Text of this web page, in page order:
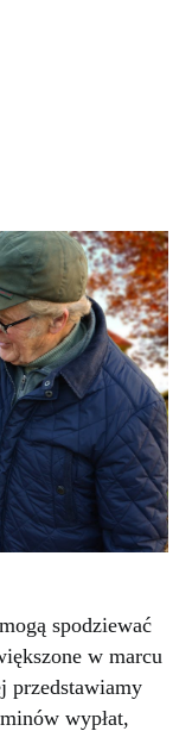
spodziewać
w marcu
przedstawiamy
wypłat,